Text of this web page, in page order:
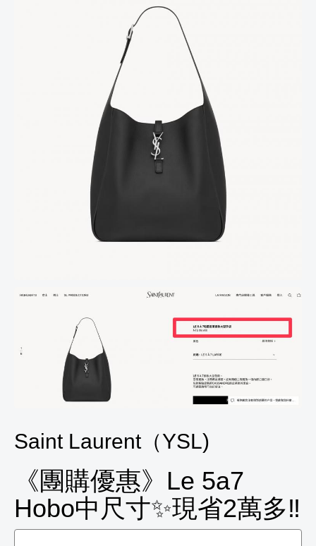
Saint Laurent（YSL)
《團購優惠》Le 5a7
Hobo中尺寸✨現省2萬多‼️